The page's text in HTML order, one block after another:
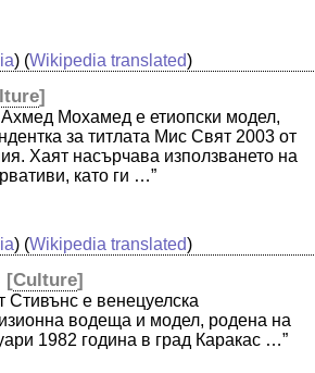
) (Wikipedia translated)
]
Ахмед Мохамед е етиопски модел,
за титлата Мис Свят 2003 от
Хаят насърчава използването на
като ги …”
) (Wikipedia translated)
[Culture]
Стивънс е венецуелска
водеща и модел, родена на
1982 година в град Каракас …”